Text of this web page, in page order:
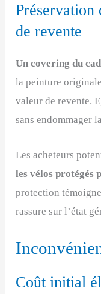
de revente
Un covering du
la peinture
valeur de revente.
sans endommager
Les acheteurs
les vélos protégés
protection
rassure sur l’état
Coût initial